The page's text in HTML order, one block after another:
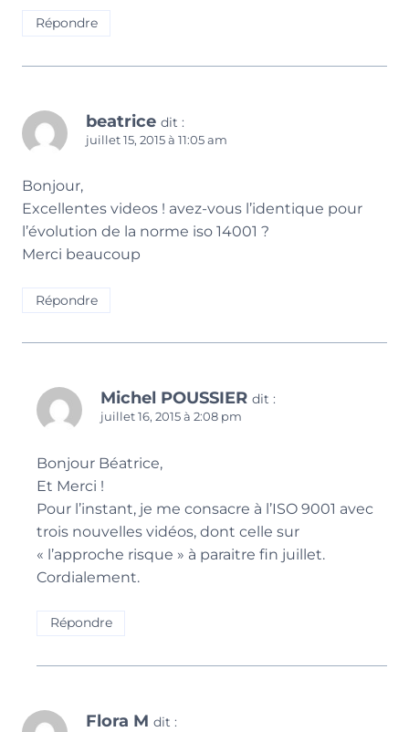
Répondre
beatrice dit :
juillet 15, 2015 à 11:05 am
Bonjour,
Excellentes videos ! avez-vous l’identique pour
l’évolution de la norme iso 14001 ?
Merci beaucoup
Répondre
Michel POUSSIER dit :
juillet 16, 2015 à 2:08 pm
Bonjour Béatrice,
Et Merci !
Pour l’instant, je me consacre à l’ISO 9001 avec
trois nouvelles vidéos, dont celle sur
« l’approche risque » à paraitre fin juillet.
Cordialement.
Répondre
Flora M dit :